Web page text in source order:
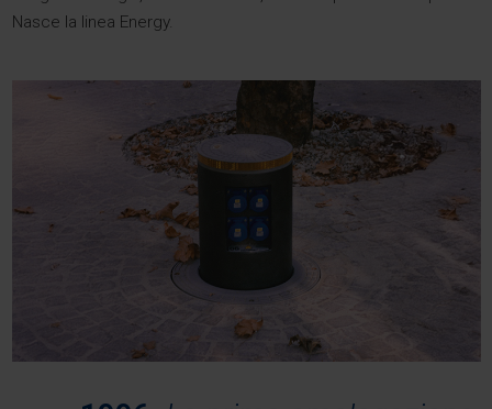
Nasce la linea Energy.